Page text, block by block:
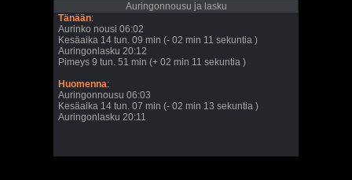
Auringonnousu ja lasku
Tänään:
Aurinko nousi 06:02
Kesäaika 14 tun. 09 min (- 02 min 11 sekuntia )
Auringonlasku 20:12
Pimeys 9 tun. 51 min (+ 02 min 11 sekuntia )
Huomenna:
Auringonnousu 06:03
Kesäaika 14 tun. 07 min (- 02 min 13 sekuntia )
Auringonlasku 20:11